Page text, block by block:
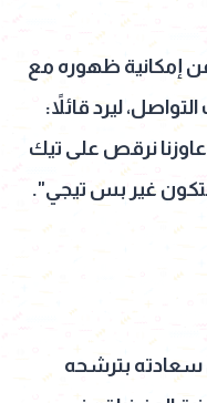
عن إمكانية ظهوره مع
ليرد قائلاً:
نرقص على تيك
غير بس تيجي".
بترشحه